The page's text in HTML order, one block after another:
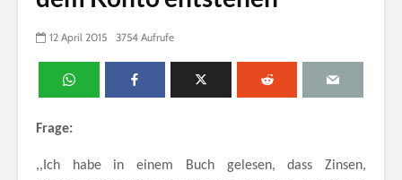
12 April 2015 3754 Aufrufe
Frage:
,,Ich habe in einem Buch gelesen, dass Zinsen,